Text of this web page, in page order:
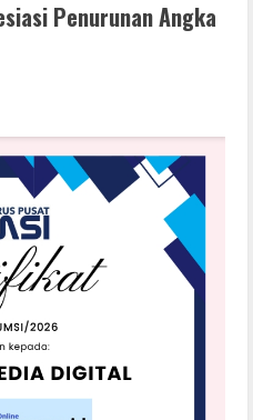
Penurunan Angka